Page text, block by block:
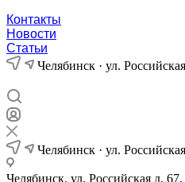
Контакты
Новости
Статьи
Челябинск · ул.
Челябинск · ул.
Челябинск, ул. Российская д.